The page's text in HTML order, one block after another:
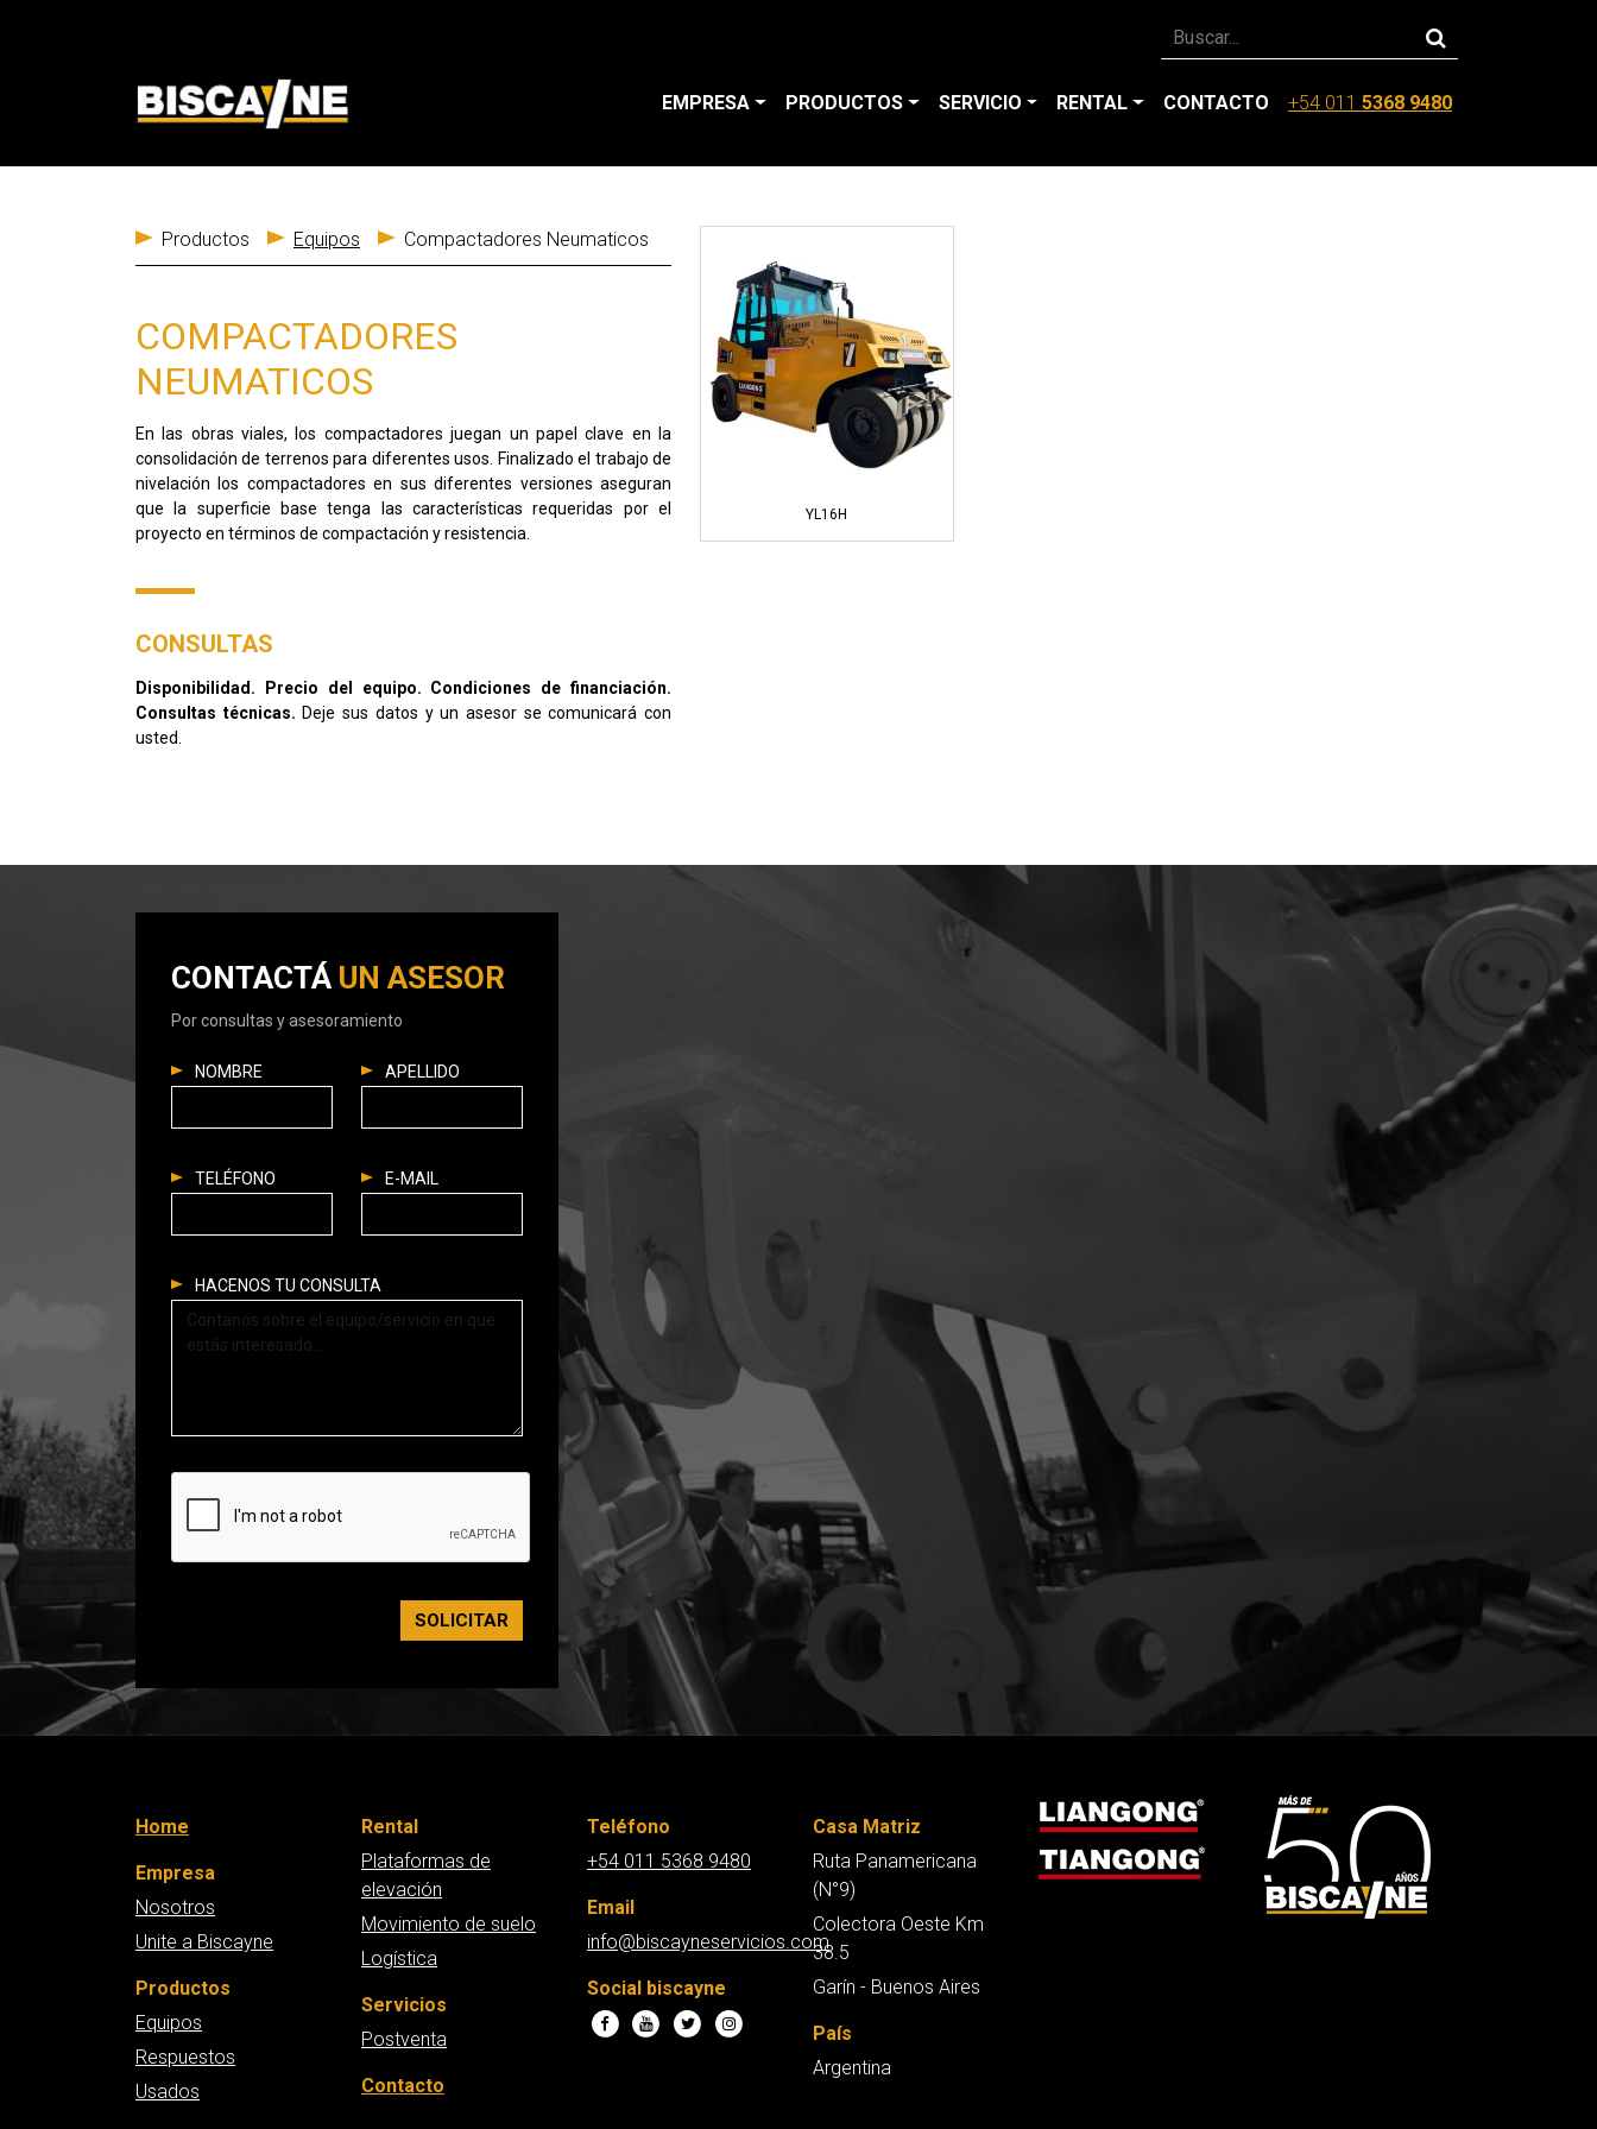
EMPRESA PRODUCTOS SERVICIO RENTAL CONTACTO +54 011 5368 9480
Productos Equipos Compactadores Neumaticos
COMPACTADORES
NEUMATICOS
En las obras viales, los compactadores juegan un papel clave en la
consolidación de terrenos para diferentes usos. Finalizado el trabajo de
nivelación los compactadores en sus diferentes versiones aseguran
que la superficie base tenga las características requeridas por el
proyecto en términos de compactación y resistencia.
CONSULTAS
Disponibilidad. Precio del equipo. Condiciones de financiación.
Consultas técnicas. Deje sus datos y un asesor se comunicará con
usted.
YL16H
CONTACTÁ UN ASESOR
Por consultas y asesoramiento
NOMBRE APELLIDO
TELÉFONO E-MAIL
HACENOS TU CONSULTA
SOLICITAR
Home
Empresa
Nosotros
Unite a Biscayne
Productos
Equipos
Respuestos
Usados
Rental
Plataformas de
elevación
Movimiento de suelo
Logística
Servicios
Postventa
Contacto
Teléfono
+54 011 5368 9480
Email
info@biscayneservicios.com
Social biscayne
Casa Matriz
Ruta Panamericana
(N°9)
Colectora Oeste Km
38.5
Garín - Buenos Aires
País
Argentina